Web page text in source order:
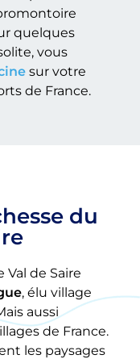
quelques
vous
sur votre
de France.
du
Val de Saire
, élu village
aussi
de France.
les paysages